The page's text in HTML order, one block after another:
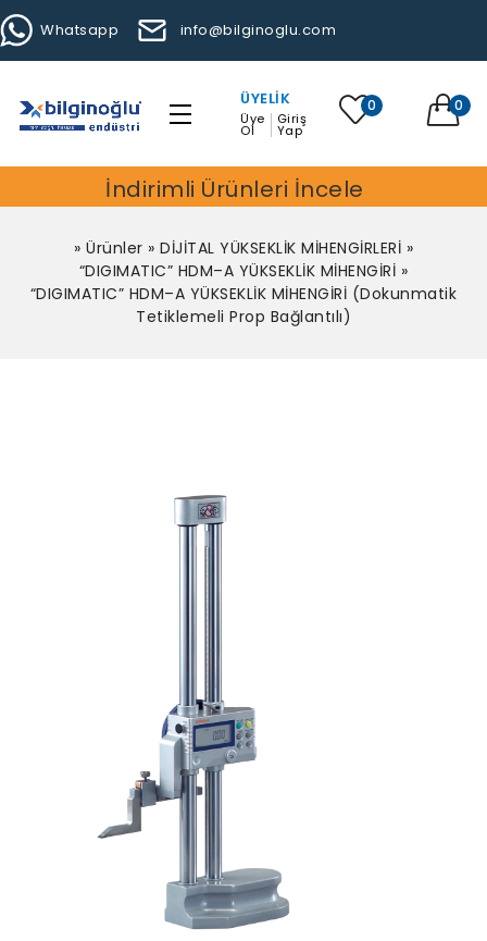
Whatsapp info@bilginoglu.com
ÜYELIK
Üye
Ol
Giriş
Yap
0 0
İndirimli Ürünleri İncele
» Ürünler » DİJİTAL YÜKSEKLİK MİHENGİRLERİ »
“DIGIMATIC” HDM–A YÜKSEKLİK MİHENGİRİ »
“DIGIMATIC” HDM–A YÜKSEKLİK MİHENGİRİ (Dokunmatik
Tetiklemeli Prop Bağlantılı)